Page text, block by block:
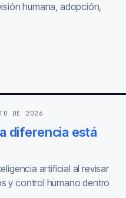
humana, adopción,
DE 2026
diferencia está
artificial al revisar
y control humano dentro